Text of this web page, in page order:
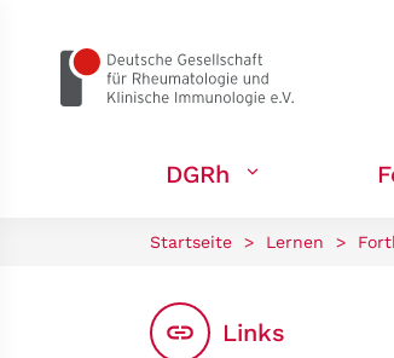
DGRh
Startseite > Lernen >
Links